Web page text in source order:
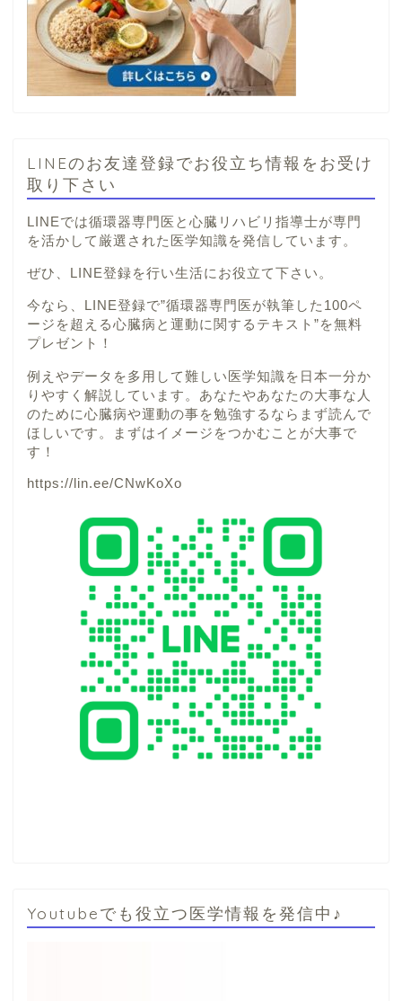
LINEのお友達登録でお役立ち情報をお受け
取り下さい
LINEでは循環器専門医と心臓リハビリ指導士が専門
を活かして厳選された医学知識を発信しています。
ぜひ、LINE登録を行い生活にお役立て下さい。
今なら、LINE登録で”循環器専門医が執筆した100ペ
ージを超える心臓病と運動に関するテキスト”を無料
プレゼント！
例えやデータを多用して難しい医学知識を日本一分か
りやすく解説しています。あなたやあなたの大事な人
のために心臓病や運動の事を勉強するならまず読んで
ほしいです。まずはイメージをつかむことが大事で
す！
https://lin.ee/CNwKoXo
Youtubeでも役立つ医学情報を発信中♪